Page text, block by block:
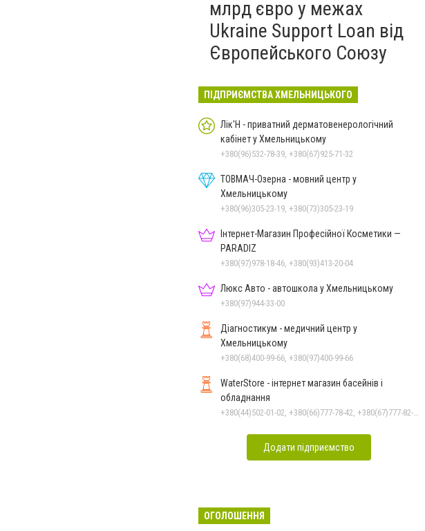
млрд євро у межах
Ukraine Support Loan від
Європейського Союзу
ПІДПРИЄМСТВА ХМЕЛЬНИЦЬКОГО
Лік'Н - приватний дерматовенерологічний
кабінет у Хмельницькому
+380(96)532-78-39, +380(67)925-71-32
ТОВМАЧ-Озерна - мовний центр у
Хмельницькому
+380(96)305-23-19, +380(73)305-23-19
Інтернет-Магазин Професійної Косметики —
PARADIZ
+380(97)978-18-46, +380(93)413-20-04
Люкс Авто - автошкола у Хмельницькому
+380(97)944-33-00
Діагностикум - медичний центр у
Хмельницькому
+380(68)400-99-66, +380(97)400-99-66
WaterStore - інтернет магазин басейнів і
обладнання
+380(44)502-01-02, +380(66)777-78-42, +380(67)777-82-19, +380(67)890-80-80, +380(73)890-80-80, +380(44)502-01-03
Додати підприємство
ОГОЛОШЕННЯ